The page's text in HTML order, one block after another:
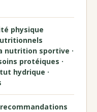
physique
nutrition sportive ·
protéiques ·
hydrique ·